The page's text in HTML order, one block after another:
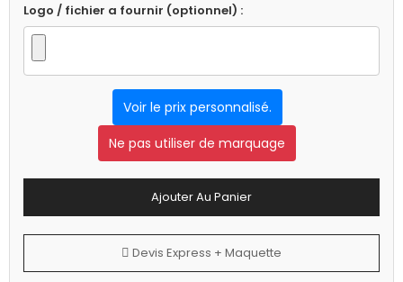
Logo / fichier a fournir (optionnel) :
Voir le prix personnalisé.
Ne pas utiliser de marquage
Ajouter Au Panier
Devis Express + Maquette